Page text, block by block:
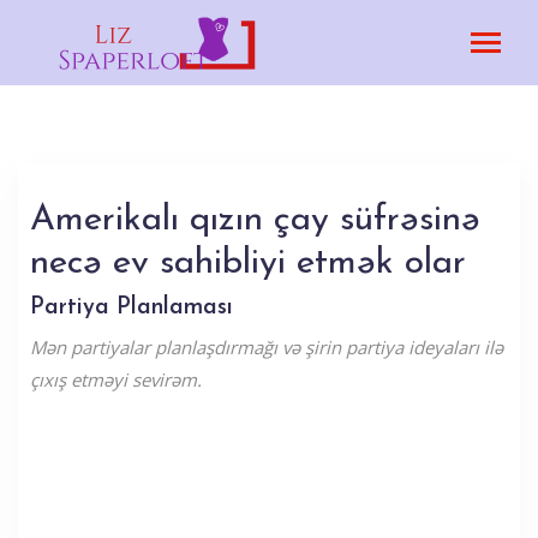
Amerikalı qızın çay süfrəsinə
necə ev sahibliyi etmək olar
Partiya Planlaması
Mən partiyalar planlaşdırmağı və şirin partiya ideyaları ilə
çıxış etməyi sevirəm.